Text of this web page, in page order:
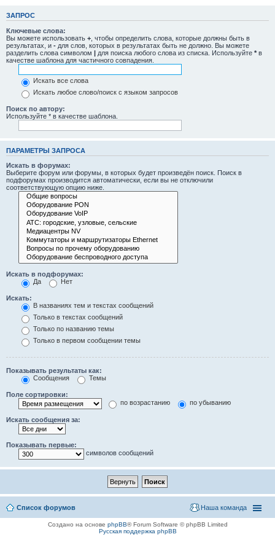
ЗАПРОС
Ключевые слова:
Вы можете использовать + , чтобы определить слова, которые должны быть в
результатах, и - для слов, которых в результатах быть не должно. Вы можете
разделить слова символом | для поиска любого слова из списка. Используйте * в
качестве шаблона для частичного совпадения.
Искать все слова
Искать любое слово/поиск с языком запросов
Поиск по автору:
Используйте * в качестве шаблона.
ПАРАМЕТРЫ ЗАПРОСА
Искать в форумах:
Выберите форум или форумы, в которых будет произведён поиск. Поиск в
подфорумах производится автоматически, если вы не отключили
соответствующую опцию ниже.
Искать в подфорумах:
Да
Нет
Искать:
В названиях тем и текстах сообщений
Только в текстах сообщений
Только по названию темы
Только в первом сообщении темы
Показывать результаты как:
Сообщения
Темы
Поле сортировки:
по возрастанию
по убыванию
Искать сообщения за:
Показывать первые:
символов сообщений
Список форумов Наша команда
Создано на основе phpBB® Forum Software © phpBB Limited
Русская поддержка phpBB